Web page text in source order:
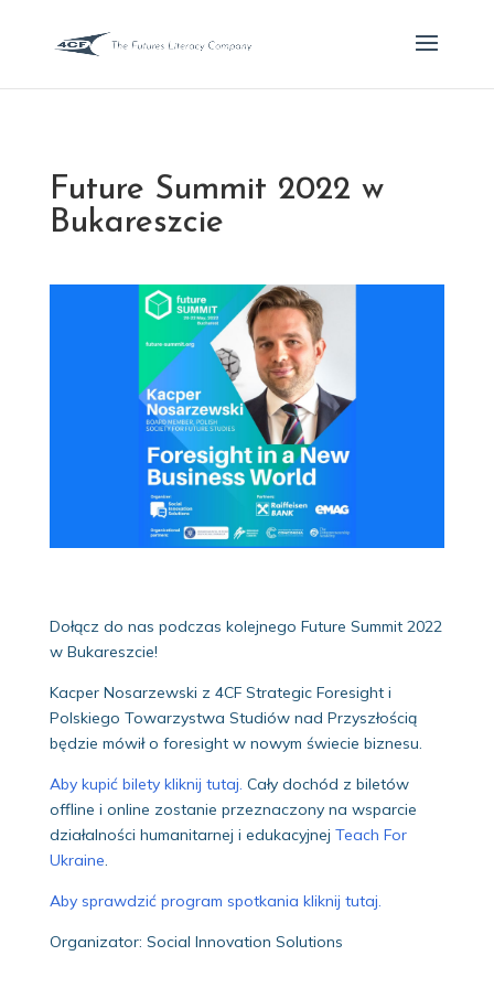
Future Summit 2022 w
Bukareszcie
Dołącz do nas podczas kolejnego Future Summit 2022
w Bukareszcie!
Kacper Nosarzewski z 4CF Strategic Foresight i
Polskiego Towarzystwa Studiów nad Przyszłością
będzie mówił o foresight w nowym świecie biznesu.
Aby kupić bilety kliknij tutaj. Cały dochód z biletów
offline i online zostanie przeznaczony na wsparcie
działalności humanitarnej i edukacyjnej Teach For
Ukraine.
Aby sprawdzić program spotkania kliknij tutaj.
Organizator: Social Innovation Solutions